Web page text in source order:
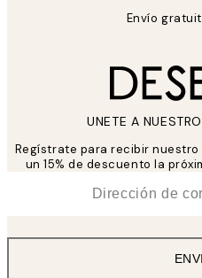
Envío
UNETE A
Regístrate para recibir
un 15% de descuento la